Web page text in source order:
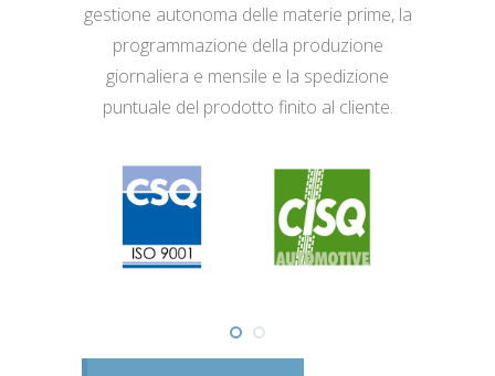
gestione autonoma delle materie prime, la
programmazione della produzione
giornaliera e mensile e la spedizione
puntuale del prodotto finito al cliente.